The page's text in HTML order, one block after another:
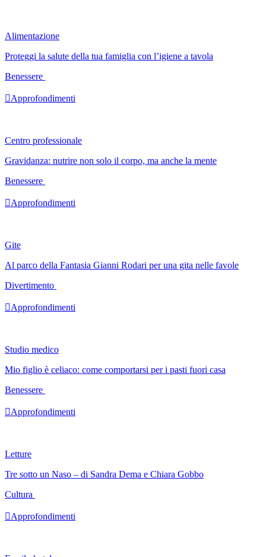
Alimentazione
Proteggi la salute della tua famiglia con l’igiene a tavola
Benessere
Approfondimenti
Centro professionale
Gravidanza: nutrire non solo il corpo, ma anche la mente
Benessere
Approfondimenti
Gite
Al parco della Fantasia Gianni Rodari per una gita nelle favole
Divertimento
Approfondimenti
Studio medico
Mio figlio è celiaco: come comportarsi per i pasti fuori casa
Benessere
Approfondimenti
Letture
Tre sotto un Naso – di Sandra Dema e Chiara Gobbo
Cultura
Approfondimenti